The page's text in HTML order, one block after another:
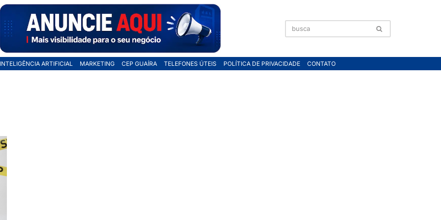
INTELIGÊNCIA ARTIFICIAL MARKETING CEP GUAÍRA TELEFONES ÚTEIS POLÍTICA DE PRIVACIDADE CONTATO